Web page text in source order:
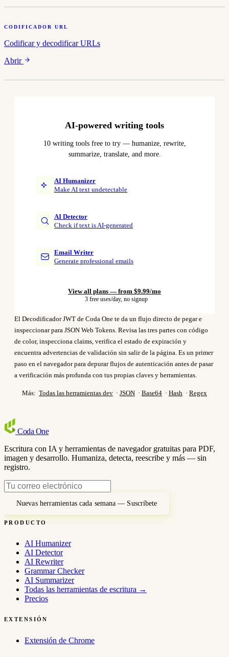
CODIFICADOR URL
Codificar y decodificar URLs
Abrir
AI-powered writing tools
10 writing tools free to try — humanize, rewrite,
summarize, translate, and more.
AI Humanizer
Make AI text undetectable
AI Detector
Check if text is AI-generated
Email Writer
Generate professional emails
View all plans — from $9.99/mo
3 free uses/day, no signup
El Decodificador JWT de Coda One te da un flujo directo de pegar e
inspeccionar para JSON Web Tokens. Revisa las tres partes con código
de color, inspecciona claims, verifica el estado de expiración y
encuentra advertencias de validación sin salir de la página. Es un primer
paso en el navegador para depurar flujos de autenticación antes de pasar
a verificación más profunda con tus propias claves y herramientas.
Más: Todas las herramientas dev · JSON · Base64 · Hash · Regex
Coda One
Escritura con IA y herramientas de navegador gratuitas para PDF,
imagen y desarrollo. Humaniza, detecta, reescribe y más — sin
registro.
Nuevas herramientas cada semana — Suscríbete
PRODUCTO
AI Humanizer
AI Detector
AI Rewriter
Grammar Checker
AI Summarizer
Todas las herramientas de escritura →
Precios
EXTENSIÓN
Extensión de Chrome